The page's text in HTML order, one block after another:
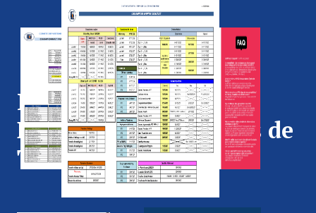
Ping 92 - Comité
Départemental Tennis de
Table 92
Calendrier 2026/2027